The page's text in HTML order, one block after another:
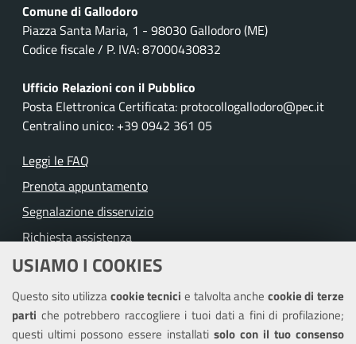
USIAMO I COOKIES
Questo sito utilizzacookie tecnicie talvolta anche cookie di terze
parti che potrebbero raccogliere i tuoi dati a fini di profilazione;
questi ultimi possono essere installati solo con il tuo consenso
Comune di Gallodoro
Piazza Santa Maria, 1 - 98030 Gallodoro (ME)
Codice fiscale / P. IVA: 87000430832
Ufficio Relazioni con il Pubblico
Posta Elettronica Certificata: protocollogallodoro@pec.it
Centralino unico: +39 0942 361 05
Leggi le FAQ
Prenota appuntamento
Segnalazione disservizio
Richiesta assistenza
Amministrazione trasparente
Informativa privacy
Note legali